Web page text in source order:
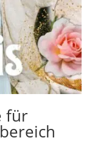
für